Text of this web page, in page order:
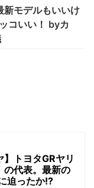
新モデルもいいけ
コいい！ byカ
】トヨタGRヤリ
の代表。最新の
迫ったか!?